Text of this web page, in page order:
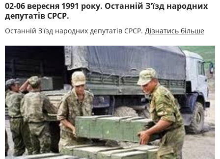
02-06 вересня 1991 року. Останній З'їзд народних
депутатів СРСР.
Останній З'їзд народних депутатів СРСР. Дізнатись більше